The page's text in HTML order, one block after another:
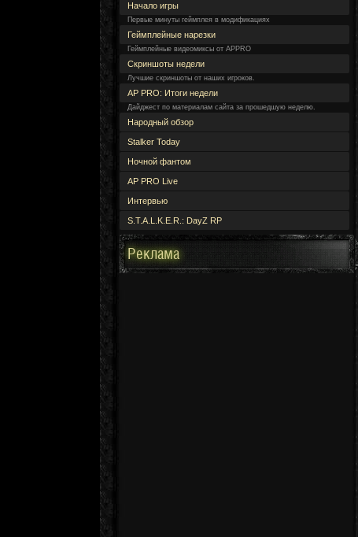
Начало игры
Первые минуты геймплея в модификациях
Геймплейные нарезки
Геймплейные видеомиксы от APPRO
Скриншоты недели
Лучшие скриншоты от наших игроков.
AP PRO: Итоги недели
Дайджест по материалам сайта за прошедшую неделю.
Народный обзор
Stalker Today
Ночной фантом
AP PRO Live
Интервью
S.T.A.L.K.E.R.: DayZ RP
Реклама